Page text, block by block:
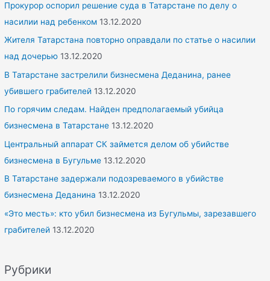
Прокурор оспорил решение суда в Татарстане по делу о
насилии над ребенком 13.12.2020
Жителя Татарстана повторно оправдали по статье о насилии
над дочерью 13.12.2020
В Татарстане застрелили бизнесмена Деданина, ранее
убившего грабителей 13.12.2020
По горячим следам. Найден предполагаемый убийца
бизнесмена в Татарстане 13.12.2020
Центральный аппарат СК займется делом об убийстве
бизнесмена в Бугульме 13.12.2020
В Татарстане задержали подозреваемого в убийстве
бизнесмена Деданина 13.12.2020
«Это месть»: кто убил бизнесмена из Бугульмы, зарезавшего
грабителей 13.12.2020
Рубрики